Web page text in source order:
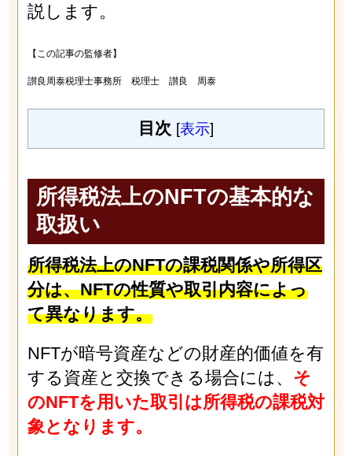
説します。
【この記事の監修者】
讃良周泰税理士事務所 税理士 讃良 周泰
目次 [表示]
所得税法上のNFTの基本的な
取扱い
所得税法上のNFTの課税関係や所得区
分は、NFTの性質や取引内容によっ
て異なります。
NFTが暗号資産などの財産的価値を有
する資産と交換できる場合には、 そ
のNFTを用いた取引は所得税の課税対
象となります。